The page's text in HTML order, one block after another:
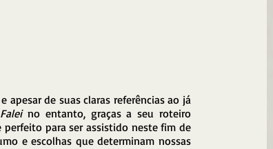
de suas claras referências ao já
no entanto, graças a seu roteiro
para ser assistido neste fim de
e escolhas que determinam nossas